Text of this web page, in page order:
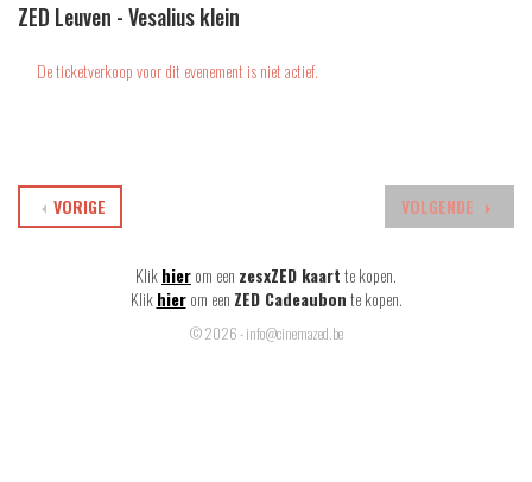
ZED Leuven - Vesalius klein
De ticketverkoop voor dit evenement is niet actief.
VOLGENDE
VORIGE
Klikhierom een zesxZED kaartte kopen.
Klik hier om een ZED Cadeaubonte kopen.
© 2026 - info@cinemazed.be